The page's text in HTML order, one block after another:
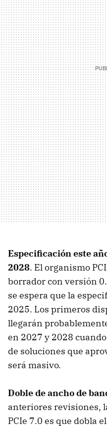
Especificación este
2028. El organismo
borrador con versión
se espera que la
2025. Los primeros
llegarán
en 2027 y 2028
de soluciones que
será masivo.
Doble de ancho de
anteriores revisiones,
PCIe 7.0 es que dobla